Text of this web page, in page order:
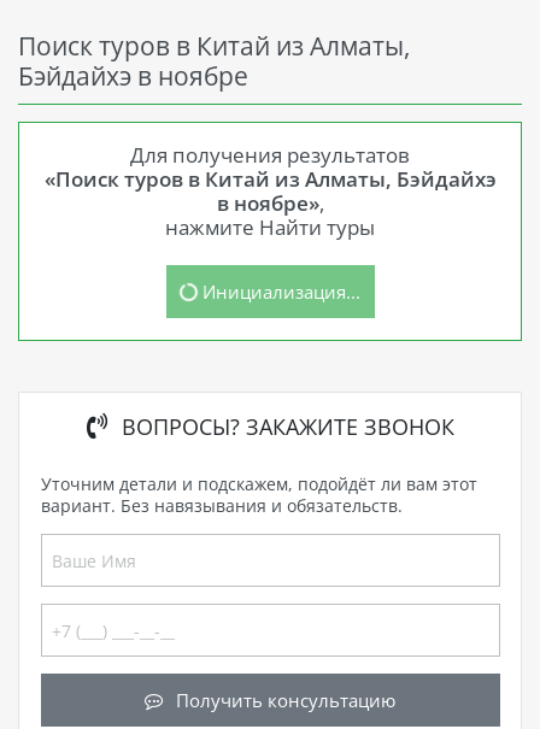
Поиск туров в Китай из Алматы,
Бэйдайхэ в ноябре
Для получения результатов
«Поиск туров в Китай из Алматы, Бэйдайхэ
в ноябре»,
нажмите Найти туры
Инициализация...
ВОПРОСЫ? ЗАКАЖИТЕ ЗВОНОК
Уточним детали и подскажем, подойдёт ли вам этот
вариант. Без навязывания и обязательств.
Получить консультацию